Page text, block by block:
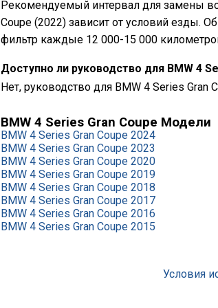
Рекомендуемый интервал для замены
Coupe (2022) зависит от условий езды.
фильтр каждые 12 000-15 000
Доступно ли руководство для BMW 4
Нет, руководство для BMW 4 Series Gran
BMW 4 Series Gran Coupe Модели
BMW 4 Series Gran Coupe 2024
BMW 4 Series Gran Coupe 2023
BMW 4 Series Gran Coupe 2020
BMW 4 Series Gran Coupe 2019
BMW 4 Series Gran Coupe 2018
BMW 4 Series Gran Coupe 2017
BMW 4 Series Gran Coupe 2016
BMW 4 Series Gran Coupe 2015
Условия